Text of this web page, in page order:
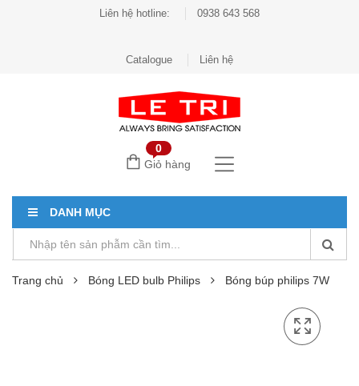
Liên hệ hotline: 0938 643 568
Catalogue Liên hệ
0
Giỏ hàng
DANH MỤC
Trang chủ Bóng LED bulb Philips Bóng búp philips 7W